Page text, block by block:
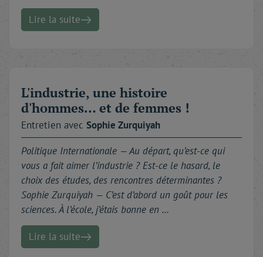
Lire la suite
L'industrie, une histoire
d'hommes… et de femmes !
Entretien avec Sophie Zurquiyah
Politique Internationale —Au départ, qu’est-ce qui
vous a fait aimer l’industrie ? Est-ce le hasard, le
choix des études, des rencontres déterminantes ?
Sophie Zurquiyah — C’est d’abord un goût pour les
sciences. À l’école, j’étais bonne en …
Lire la suite